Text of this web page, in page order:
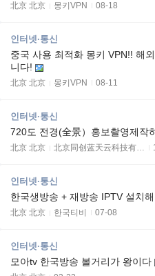
北京 北京 몽키VPN 08-18
인터넷·통신
중국 사용 최적화 몽키 VPN!! 해
니다!
北京 北京 몽키VPN 08-11
인터넷·통신
720도 전경(全景）홍보촬영제작
北京 北京 北京同创蓝天云科技有…
인터넷·통신
한국생방송 + 재방송 IPTV 설치해
北京 北京 한국티비 07-08
인터넷·통신
모아tv 한국방송 볼거리가 왕이다